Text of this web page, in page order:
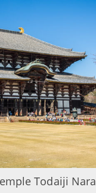
Todaiji Nara